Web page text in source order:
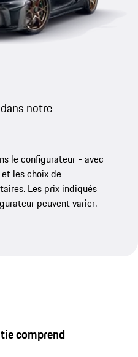
notre
le configurateur - avec
les choix de
Les prix indiqués
peuvent varier.
comprend